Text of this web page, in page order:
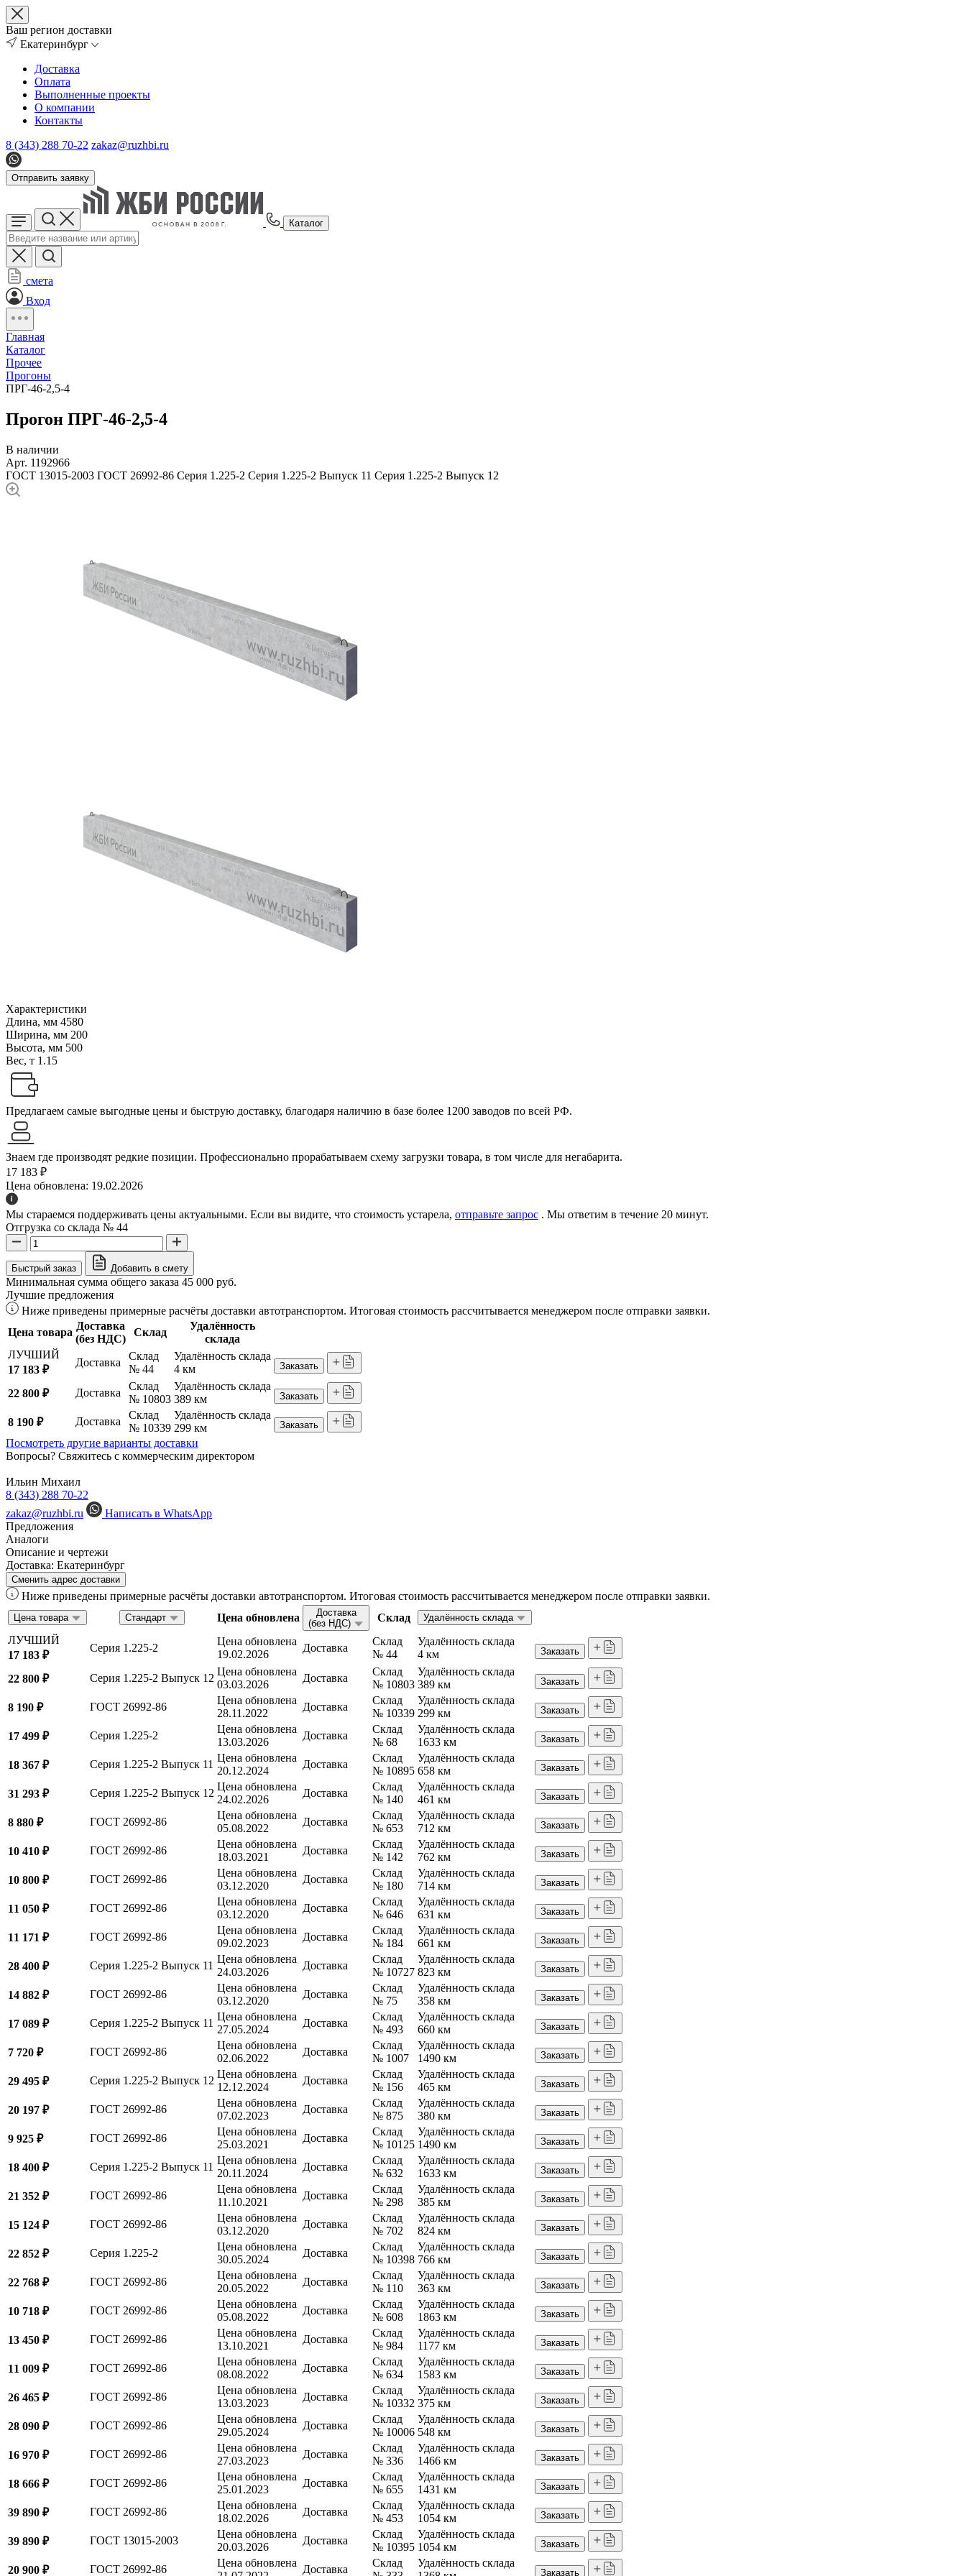
Ваш регион доставки
Екатеринбург
Доставка
Оплата
Выполненные проекты
О компании
Контакты
8 (343) 288 70-22 zakaz@ruzhbi.ru
Отправить заявку
Каталог
смета
Вход
Главная
Каталог
Прочее
Прогоны
ПРГ-46-2,5-4
Прогон ПРГ-46-2,5-4
В наличии
Арт. 1192966
ГОСТ 13015-2003 ГОСТ 26992-86 Серия 1.225-2 Серия 1.225-2 Выпуск 11 Серия 1.225-2 Выпуск 12
Характеристики
Длина, мм 4580
Ширина, мм 200
Высота, мм 500
Вес, т 1.15
Предлагаем самые выгодные цены и быструю доставку, благодаря наличию в базе более 1200 заводов по всей РФ.
Знаем где производят редкие позиции. Профессионально прорабатываем схему загрузки товара, в том числе для негабарита.
17 183 ₽
Цена обновлена: 19.02.2026
Мы стараемся поддерживать цены актуальными. Если вы видите, что стоимость устарела, отправьте запрос . Мы ответим в течение 20 минут.
Отгрузка со склада № 44
Быстрый заказ Добавить в смету
Минимальная сумма общего заказа 45 000 руб.
Лучшие предложения
Ниже приведены примерные расчёты доставки автотранспортом. Итоговая стоимость рассчитывается менеджером после отправки заявки.
Цена товара
Доставка
(без НДС)
Склад
Удалённость
склада
ЛУЧШИЙ
17 183 ₽
Доставка
Склад
№ 44
Удалённость склада
4 км
Заказать
22 800 ₽ Доставка
Склад
№ 10803
Удалённость склада
389 км
Заказать
8 190 ₽ Доставка
Склад
№ 10339
Удалённость склада
299 км
Заказать
Посмотреть другие варианты доставки
Вопросы? Свяжитесь с коммерческим директором
Ильин Михаил
8 (343) 288 70-22
zakaz@ruzhbi.ru
Написать в WhatsApp
Предложения
Аналоги
Описание и чертежи
Доставка: Екатеринбург
Сменить адрес доставки
Ниже приведены примерные расчёты доставки автотранспортом. Итоговая стоимость рассчитывается менеджером после отправки заявки.
Цена товара Стандарт Цена обновлена
Доставка
(без НДС)
Склад Удалённость склада
ЛУЧШИЙ
17 183 ₽
Серия 1.225-2
Цена обновлена
19.02.2026
Доставка
Склад
№ 44
Удалённость склада
4 км
Заказать
22 800 ₽ Серия 1.225-2 Выпуск 12
Цена обновлена
03.03.2026
Доставка
Склад
№ 10803
Удалённость склада
389 км
Заказать
8 190 ₽ ГОСТ 26992-86
Цена обновлена
28.11.2022
Доставка
Склад
№ 10339
Удалённость склада
299 км
Заказать
17 499 ₽ Серия 1.225-2
Цена обновлена
13.03.2026
Доставка
Склад
№ 68
Удалённость склада
1633 км
Заказать
18 367 ₽ Серия 1.225-2 Выпуск 11
Цена обновлена
20.12.2024
Доставка
Склад
№ 10895
Удалённость склада
658 км
Заказать
31 293 ₽ Серия 1.225-2 Выпуск 12
Цена обновлена
24.02.2026
Доставка
Склад
№ 140
Удалённость склада
461 км
Заказать
8 880 ₽ ГОСТ 26992-86
Цена обновлена
05.08.2022
Доставка
Склад
№ 653
Удалённость склада
712 км
Заказать
10 410 ₽ ГОСТ 26992-86
Цена обновлена
18.03.2021
Доставка
Склад
№ 142
Удалённость склада
762 км
Заказать
10 800 ₽ ГОСТ 26992-86
Цена обновлена
03.12.2020
Доставка
Склад
№ 180
Удалённость склада
714 км
Заказать
11 050 ₽ ГОСТ 26992-86
Цена обновлена
03.12.2020
Доставка
Склад
№ 646
Удалённость склада
631 км
Заказать
11 171 ₽ ГОСТ 26992-86
Цена обновлена
09.02.2023
Доставка
Склад
№ 184
Удалённость склада
661 км
Заказать
28 400 ₽ Серия 1.225-2 Выпуск 11
Цена обновлена
24.03.2026
Доставка
Склад
№ 10727
Удалённость склада
823 км
Заказать
14 882 ₽ ГОСТ 26992-86
Цена обновлена
03.12.2020
Доставка
Склад
№ 75
Удалённость склада
358 км
Заказать
17 089 ₽ Серия 1.225-2 Выпуск 11
Цена обновлена
27.05.2024
Доставка
Склад
№ 493
Удалённость склада
660 км
Заказать
7 720 ₽ ГОСТ 26992-86
Цена обновлена
02.06.2022
Доставка
Склад
№ 1007
Удалённость склада
1490 км
Заказать
29 495 ₽ Серия 1.225-2 Выпуск 12
Цена обновлена
12.12.2024
Доставка
Склад
№ 156
Удалённость склада
465 км
Заказать
20 197 ₽ ГОСТ 26992-86
Цена обновлена
07.02.2023
Доставка
Склад
№ 875
Удалённость склада
380 км
Заказать
9 925 ₽ ГОСТ 26992-86
Цена обновлена
25.03.2021
Доставка
Склад
№ 10125
Удалённость склада
1490 км
Заказать
18 400 ₽ Серия 1.225-2 Выпуск 11
Цена обновлена
20.11.2024
Доставка
Склад
№ 632
Удалённость склада
1633 км
Заказать
21 352 ₽ ГОСТ 26992-86
Цена обновлена
11.10.2021
Доставка
Склад
№ 298
Удалённость склада
385 км
Заказать
15 124 ₽ ГОСТ 26992-86
Цена обновлена
03.12.2020
Доставка
Склад
№ 702
Удалённость склада
824 км
Заказать
22 852 ₽ Серия 1.225-2
Цена обновлена
30.05.2024
Доставка
Склад
№ 10398
Удалённость склада
766 км
Заказать
22 768 ₽ ГОСТ 26992-86
Цена обновлена
20.05.2022
Доставка
Склад
№ 110
Удалённость склада
363 км
Заказать
10 718 ₽ ГОСТ 26992-86
Цена обновлена
05.08.2022
Доставка
Склад
№ 608
Удалённость склада
1863 км
Заказать
13 450 ₽ ГОСТ 26992-86
Цена обновлена
13.10.2021
Доставка
Склад
№ 984
Удалённость склада
1177 км
Заказать
11 009 ₽ ГОСТ 26992-86
Цена обновлена
08.08.2022
Доставка
Склад
№ 634
Удалённость склада
1583 км
Заказать
26 465 ₽ ГОСТ 26992-86
Цена обновлена
13.03.2023
Доставка
Склад
№ 10332
Удалённость склада
375 км
Заказать
28 090 ₽ ГОСТ 26992-86
Цена обновлена
29.05.2024
Доставка
Склад
№ 10006
Удалённость склада
548 км
Заказать
16 970 ₽ ГОСТ 26992-86
Цена обновлена
27.03.2023
Доставка
Склад
№ 336
Удалённость склада
1466 км
Заказать
18 666 ₽ ГОСТ 26992-86
Цена обновлена
25.01.2023
Доставка
Склад
№ 655
Удалённость склада
1431 км
Заказать
39 890 ₽ ГОСТ 26992-86
Цена обновлена
18.02.2026
Доставка
Склад
№ 453
Удалённость склада
1054 км
Заказать
39 890 ₽ ГОСТ 13015-2003
Цена обновлена
20.03.2026
Доставка
Склад
№ 10395
Удалённость склада
1054 км
Заказать
20 900 ₽ ГОСТ 26992-86
Цена обновлена
Доставка
Склад
Удалённость склада
Заказать